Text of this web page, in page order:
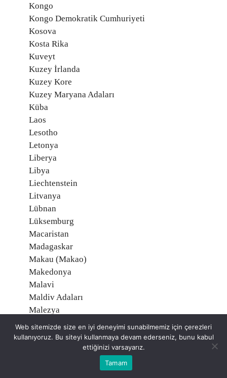
Kongo
Kongo Demokratik Cumhuriyeti
Kosova
Kosta Rika
Kuveyt
Kuzey İrlanda
Kuzey Kore
Kuzey Maryana Adaları
Küba
Laos
Lesotho
Letonya
Liberya
Libya
Liechtenstein
Litvanya
Lübnan
Lüksemburg
Macaristan
Madagaskar
Makau (Makao)
Makedonya
Malavi
Maldiv Adaları
Malezya
Mali
Malta
Web sitemizde size en iyi deneyimi sunabilmemiz için çerezleri
kullanıyoruz. Bu siteyi kullanmaya devam ederseniz, bunu kabul
ettiğinizi varsayarız.
Tamam